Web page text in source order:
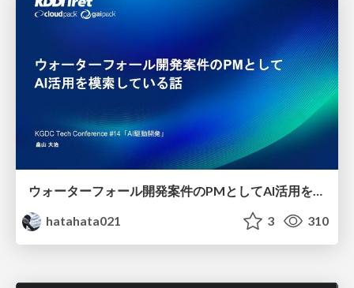
ウォーターフォール開発案件のPMとしてAI活用を模索している話
hatahata021
3 310